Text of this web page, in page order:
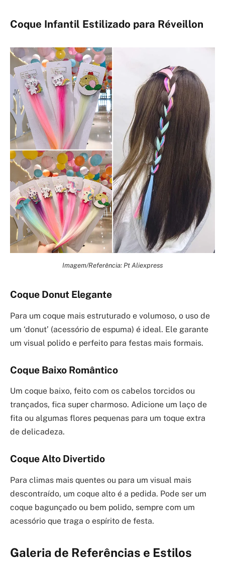
Coque Infantil Estilizado para Réveillon
Imagem/Referência: Pt Aliexpress
Coque Donut Elegante
Para um coque mais estruturado e volumoso, o uso de
um ‘donut’ (acessório de espuma) é ideal. Ele garante
um visual polido e perfeito para festas mais formais.
Coque Baixo Romântico
Um coque baixo, feito com os cabelos torcidos ou
trançados, fica super charmoso. Adicione um laço de
fita ou algumas flores pequenas para um toque extra
de delicadeza.
Coque Alto Divertido
Para climas mais quentes ou para um visual mais
descontraído, um coque alto é a pedida. Pode ser um
coque bagunçado ou bem polido, sempre com um
acessório que traga o espírito de festa.
Galeria de Referências e Estilos